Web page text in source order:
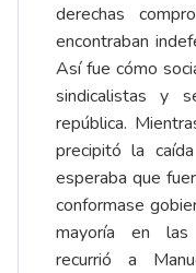
derechas
encontraban
Así fue cómo
sindicalistas y
república.
precipitó la
esperaba que
conformase
mayoría en las
recurrió a